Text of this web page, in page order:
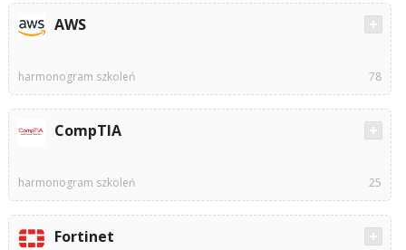
AWS
harmonogram szkoleń 78
CompTIA
harmonogram szkoleń 25
Fortinet